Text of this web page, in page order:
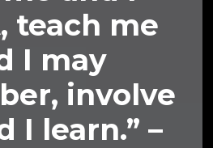
teach me
I may
involve
I learn.” –